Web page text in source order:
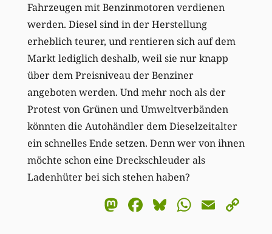
Fahrzeugen mit Benzinmotoren verdienen
werden. Diesel sind in der Herstellung
erheblich teurer, und rentieren sich auf dem
Markt lediglich deshalb, weil sie nur knapp
über dem Preisniveau der Benziner
angeboten werden. Und mehr noch als der
Protest von Grünen und Umweltverbänden
könnten die Autohändler dem Dieselzeitalter
ein schnelles Ende setzen. Denn wer von ihnen
möchte schon eine Dreckschleuder als
Ladenhüter bei sich stehen haben?
Mastodon
Facebook
BlueskyEmail